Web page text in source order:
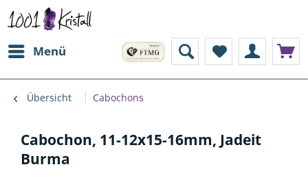
Menü
Übersicht Cabochons
Cabochon, 11-12x15-16mm, Jadeit
Burma